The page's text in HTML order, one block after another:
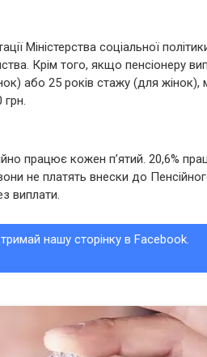
Міністерства соціальної
Крім того, якщо пенсіонеру
або 25 років стажу (для жінок),
грн.
працює кожен п’ятий. 20,6%
не платять внески до
виплати.
нашу сторінку в Facebook.